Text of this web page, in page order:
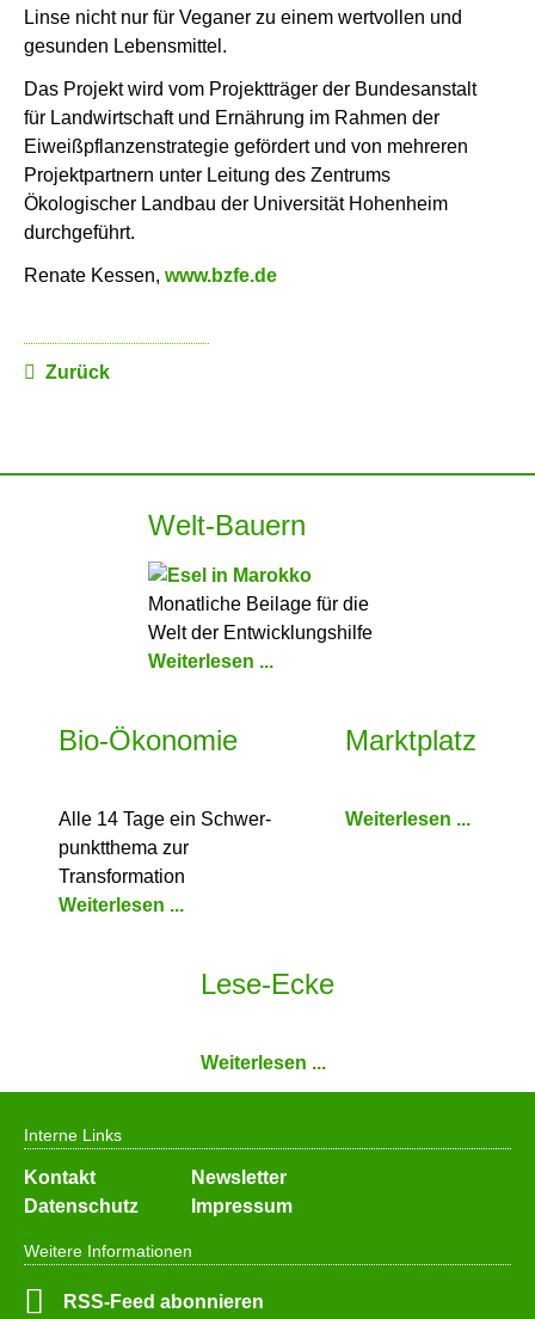
Linse nicht nur für Veganer zu einem wertvollen und
gesunden Lebensmittel.
Das Projekt wird vom Projektträger der Bundesanstalt
für Landwirtschaft und Ernährung im Rahmen der
Eiweißpflanzenstrategie gefördert und von mehreren
Projektpartnern unter Leitung des Zentrums
Ökologischer Landbau der Universität Hohenheim
durchgeführt.
Renate Kessen, www.bzfe.de
Zurück
Welt-Bauern
Monatliche Beilage für die
Welt der Entwicklungshilfe
Weiterlesen ...
Bio-Ökonomie
Alle 14 Tage ein Schwer­
punkt­thema zur
Transformation
Weiterlesen ...
Marktplatz
Weiterlesen ...
Lese-Ecke
Weiterlesen ...
Weitere Informationen
RSS-Feed abonnieren
Interne Links
Navigation
überspringen
Kontakt
Newsletter
Datenschutz
Impressum